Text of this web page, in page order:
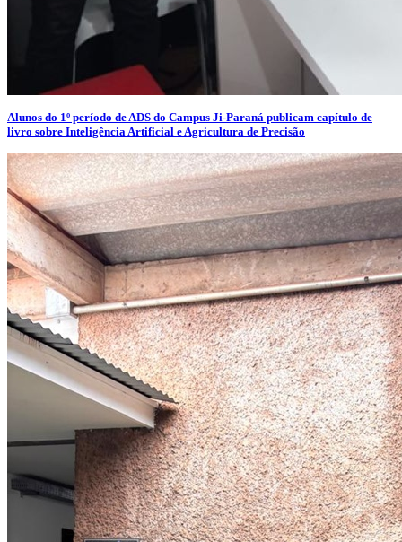
Alunos do 1º período de ADS do Campus Ji-Paraná publicam capítulo de
livro sobre Inteligência Artificial e Agricultura de Precisão